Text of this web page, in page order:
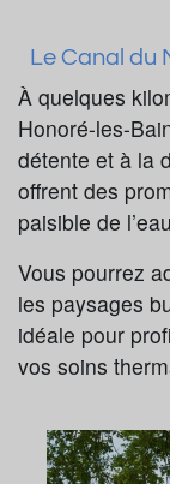
Le Canal du
À quelques
Honoré-les-
détente et à la
offrent des
paisible de
Vous pourrez
les paysages
idéale pour
vos soins